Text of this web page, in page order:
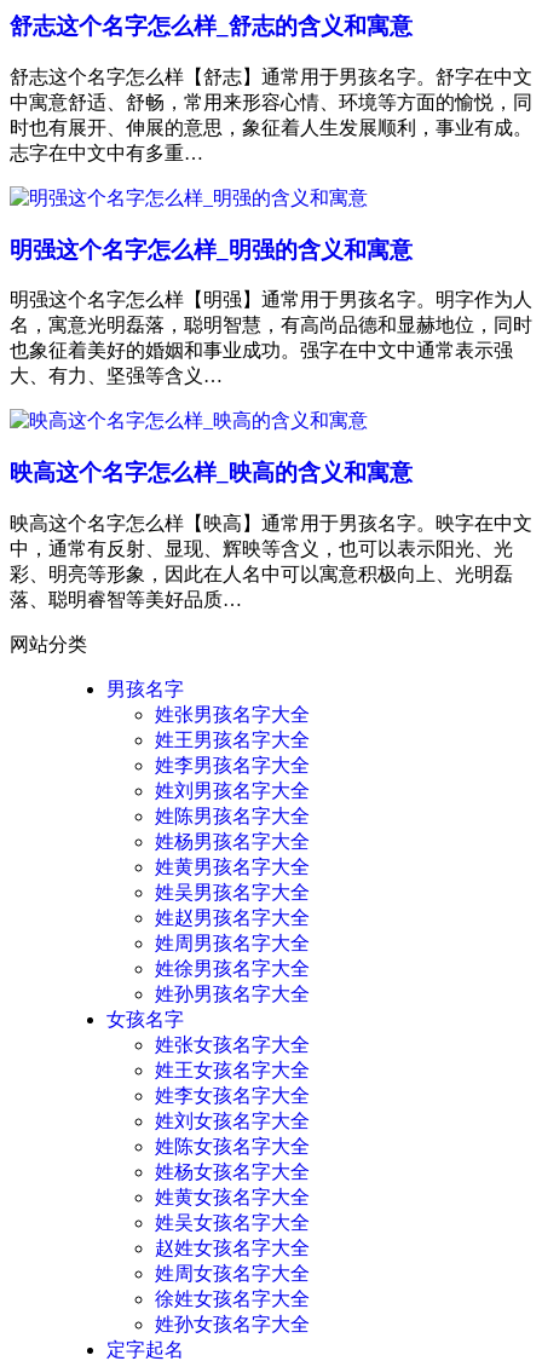
舒志这个名字怎么样_舒志的含义和寓意
舒志这个名字怎么样【舒志】通常用于男孩名字。舒字在中文
中寓意舒适、舒畅，常用来形容心情、环境等方面的愉悦，同
时也有展开、伸展的意思，象征着人生发展顺利，事业有成。
志字在中文中有多重…
明强这个名字怎么样_明强的含义和寓意
明强这个名字怎么样【明强】通常用于男孩名字。明字作为人
名，寓意光明磊落，聪明智慧，有高尚品德和显赫地位，同时
也象征着美好的婚姻和事业成功。强字在中文中通常表示强
大、有力、坚强等含义…
映高这个名字怎么样_映高的含义和寓意
映高这个名字怎么样【映高】通常用于男孩名字。映字在中文
中，通常有反射、显现、辉映等含义，也可以表示阳光、光
彩、明亮等形象，因此在人名中可以寓意积极向上、光明磊
落、聪明睿智等美好品质…
网站分类
男孩名字
姓张男孩名字大全
姓王男孩名字大全
姓李男孩名字大全
姓刘男孩名字大全
姓陈男孩名字大全
姓杨男孩名字大全
姓黄男孩名字大全
姓吴男孩名字大全
姓赵男孩名字大全
姓周男孩名字大全
姓徐男孩名字大全
姓孙男孩名字大全
女孩名字
姓张女孩名字大全
姓王女孩名字大全
姓李女孩名字大全
姓刘女孩名字大全
姓陈女孩名字大全
姓杨女孩名字大全
姓黄女孩名字大全
姓吴女孩名字大全
赵姓女孩名字大全
姓周女孩名字大全
徐姓女孩名字大全
姓孙女孩名字大全
定字起名